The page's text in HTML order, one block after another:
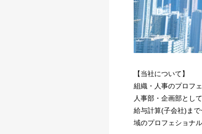
【当社について】
組織・人事のプロフ
人事部・企画部とし
給与計算(子会社)ま
域のプロフェショナ